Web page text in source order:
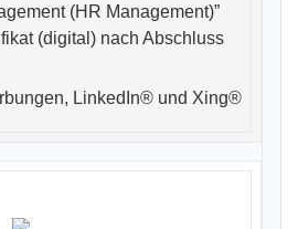
(HR Management)”
(digital) nach Abschluss
LinkedIn® und Xing®